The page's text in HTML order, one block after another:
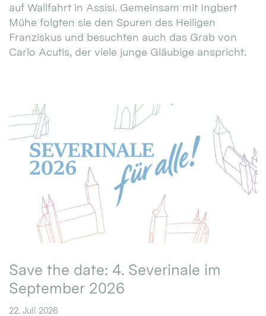
auf Wallfahrt in Assisi. Gemeinsam mit Ingbert
Mühe folgten sie den Spuren des Heiligen
Franziskus und besuchten auch das Grab von
Carlo Acutis, der viele junge Gläubige anspricht.
Save the date: 4. Severinale im
September 2026
22. Juli 2026